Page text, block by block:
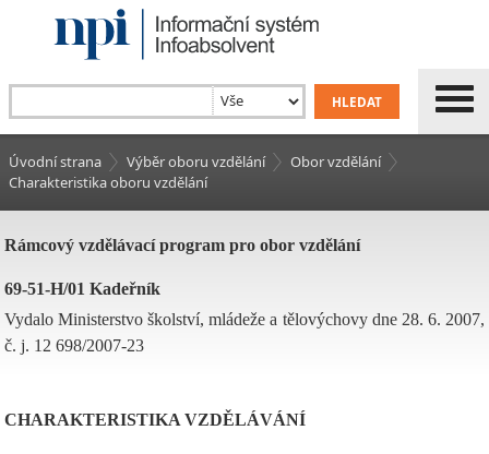
Úvodní strana Výběr oboru vzdělání
Obor vzdělání
Charakteristika oboru vzdělání
Rámcový vzdělávací program pro obor vzdělání
69-51-H/01 Kadeřník
Vydalo Ministerstvo školství, mládeže a tělovýchovy dne 28. 6. 2007,
č. j. 12 698/2007-23
CHARAKTERISTIKA VZDĚLÁVÁNÍ